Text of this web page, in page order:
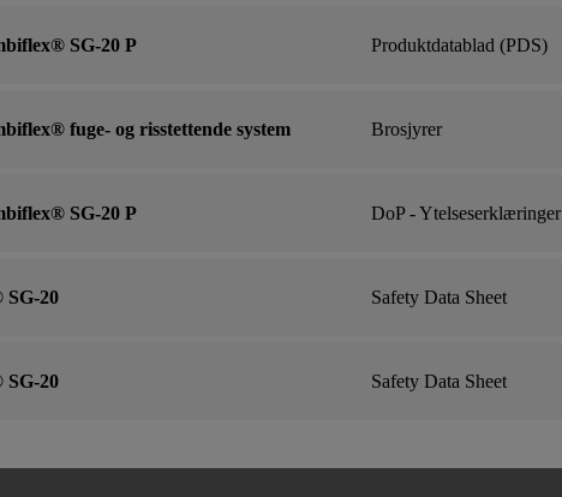
SG-20 P Produktdatablad (PDS)
fuge- og risstettende system Brosjyrer
SG-20 P DoP - Ytelseserklæringer
SG-20 Safety Data Sheet
SG-20 Safety Data Sheet